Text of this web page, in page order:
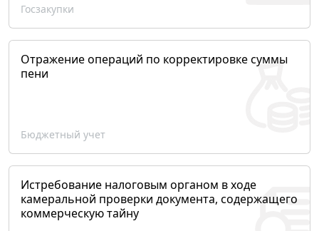
Госзакупки
Отражение операций по корректировке суммы
пени
Бюджетный учет
Истребование налоговым органом в ходе
камеральной проверки документа, содержащего
коммерческую тайну